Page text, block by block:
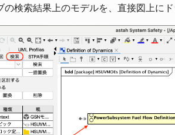
の検索結果上のモデルを、直接図上に